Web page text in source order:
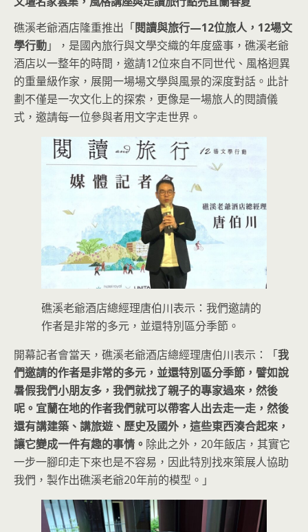
礁溪老爺酒店隆重推出「閱讀與旅行—12位旅人，12場文
學行動」，是國內旅行與文學交織的年度盛事，礁溪老爺
酒店以一整年的時間，邀請12位來自不同世代、風格迥異
的重量級作家，展開一場場文學與風景的深度對話。此計
劃不僅是一次文化上的探索，更像是一場旅人的閱讀儀
式，邀請每一位參與者用文字走世界。
礁溪老爺酒店總經理唐伯川表示：我們邀請的
作者是非常的多元，並還特別區分季節。
開幕記者會當天，礁溪老爺酒店總經理唐伯川表示：「我
們邀請的作者是非常的多元，並還特別區分季節，譬如說
暑假我們小朋友多，我們就找了親子的專家過來，然後
呢。宜蘭在地的作者我們就可以帶客人出去走一走，然後
還有講建築、講旅遊、歷史及國外，這些東西湊合起來，
讓它變成一件有趣的事情。 除此之外，20年飯店，其實它
一步一腳印走下來也是不容易，因此特別找來策展人協助
我們，製作出礁溪老爺20年前的模型。」